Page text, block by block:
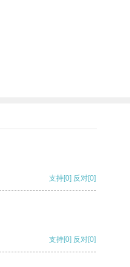
支持[0] 反对[0]
支持[0] 反对[0]